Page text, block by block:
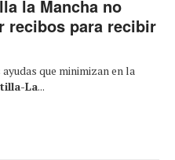
la Mancha no
recibos para recibir
que minimizan en la
La...